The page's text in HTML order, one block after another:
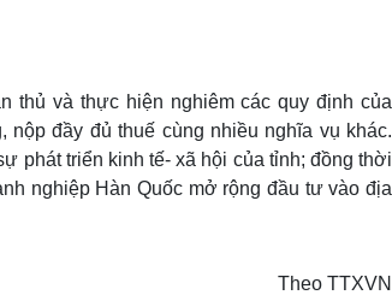
thủ và thực hiện nghiêm các quy định của
đầy đủ thuế cùng nhiều nghĩa vụ khác.
phát triển kinh tế- xã hội của tỉnh; đồng thời
nghiệp Hàn Quốc mở rộng đầu tư vào địa
Theo TTXVN